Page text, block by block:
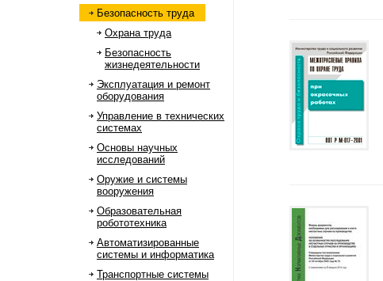
Безопасность труда
Охрана труда
Безопасность
жизнедеятельности
Эксплуатация и ремонт
оборудования
Управление в технических
системах
Основы научных
исследований
Оружие и системы
вооружения
Образовательная
робототехника
Автоматизированные
системы и информатика
Транспортные системы